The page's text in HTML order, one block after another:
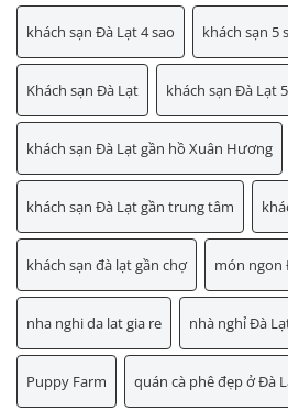
khách sạn Đà Lạt 4 sao khách sạn 5
Khách sạn Đà Lạt khách sạn Đà Lạt
khách sạn Đà Lạt gần hồ Xuân Hương
khách sạn Đà Lạt gần trung tâm
khách sạn đà lạt gần chợ món ngon
nha nghi da lat gia re nhà nghỉ Đà
Puppy Farm quán cà phê đẹp ở Đà